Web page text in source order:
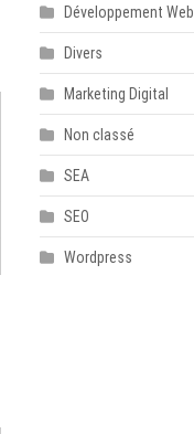
Développement Web
Divers
Marketing Digital
Non classé
SEA
SEO
Wordpress